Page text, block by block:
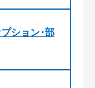
ション･部